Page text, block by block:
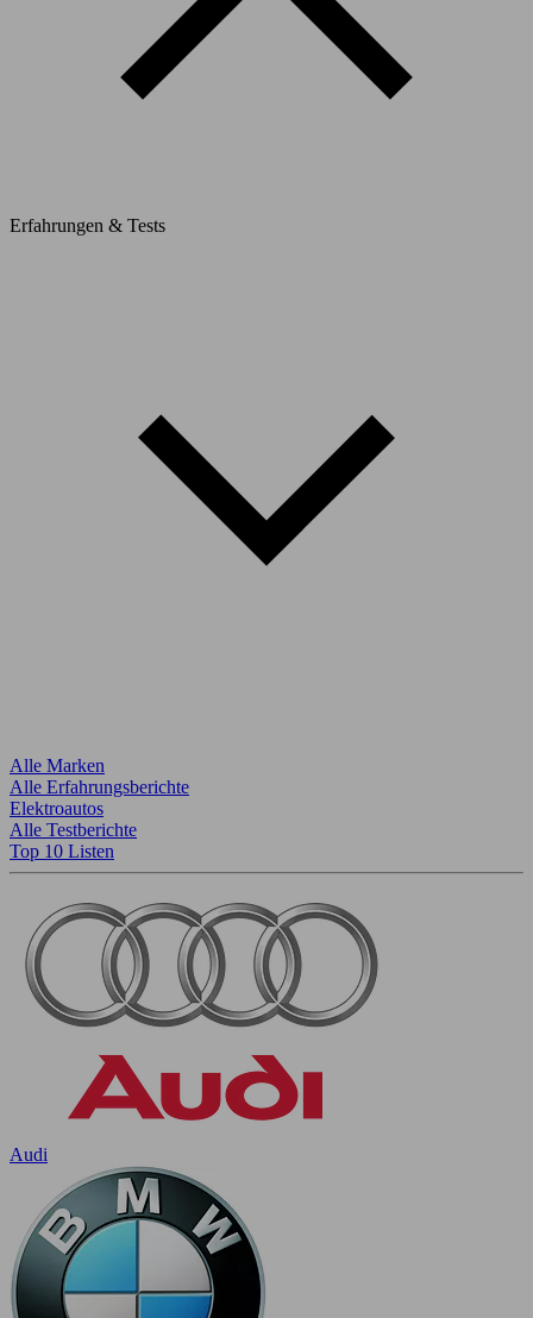
Erfahrungen & Tests
Alle Marken
Alle Erfahrungsberichte
Elektroautos
Alle Testberichte
Top 10 Listen
Audi